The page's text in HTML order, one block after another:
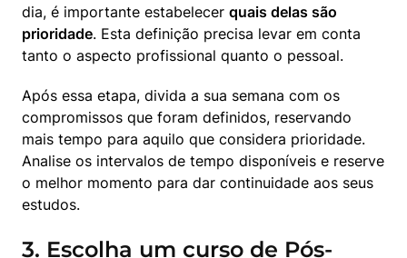
dia, é importante estabelecer quais delas são
prioridade. Esta definição precisa levar em conta
tanto o aspecto profissional quanto o pessoal.
Após essa etapa, divida a sua semana com os
compromissos que foram definidos, reservando
mais tempo para aquilo que considera prioridade.
Analise os intervalos de tempo disponíveis e reserve
o melhor momento para dar continuidade aos seus
estudos.
3. Escolha um curso de Pós-